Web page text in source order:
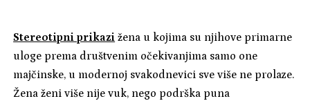
Stereotipni prikazi žena u kojima su njihove primarne
uloge prema društvenim očekivanjima samo one
majčinske, u modernoj svakodnevici sve više ne prolaze.
Žena ženi više nije vuk, nego podrška puna